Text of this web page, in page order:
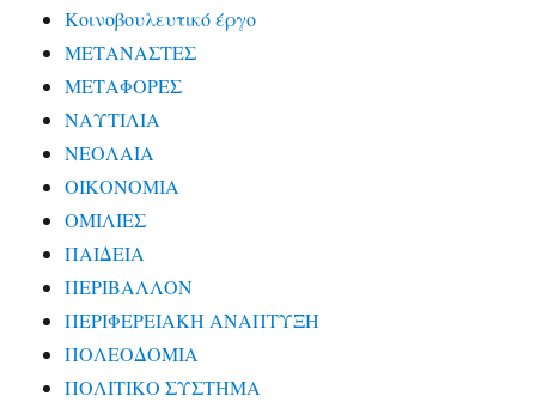
Κοινοβουλευτικό έργο
ΜΕΤΑΝΑΣΤΕΣ
ΜΕΤΑΦΟΡΕΣ
ΝΑΥΤΙΛΙΑ
ΝΕΟΛΑΙΑ
ΟΙΚΟΝΟΜΙΑ
ΟΜΙΛΙΕΣ
ΠΑΙΔΕΙΑ
ΠΕΡΙΒΑΛΛΟΝ
ΠΕΡΙΦΕΡΕΙΑΚΗ ΑΝΑΠΤΥΞΗ
ΠΟΛΕΟΔΟΜΙΑ
ΠΟΛΙΤΙΚΟ ΣΥΣΤΗΜΑ